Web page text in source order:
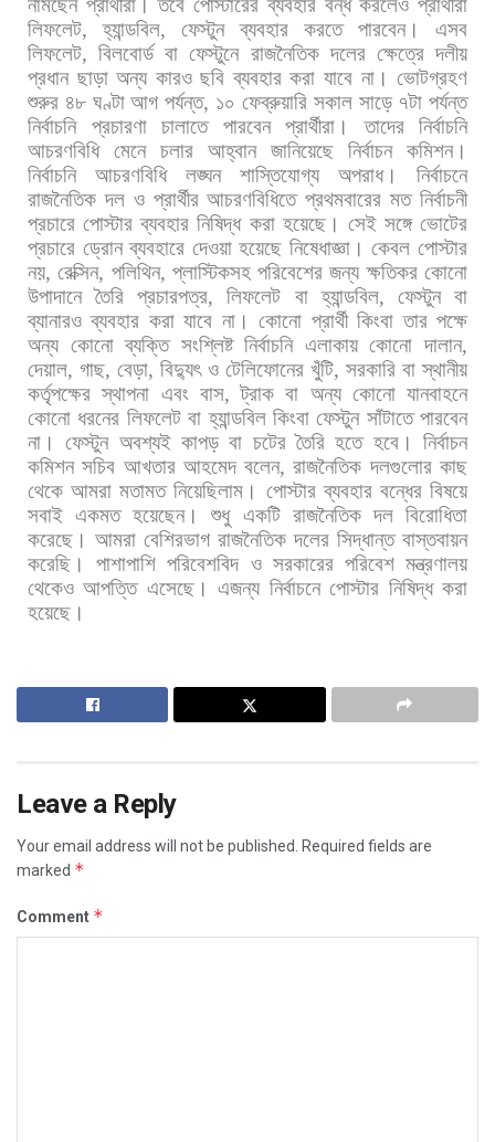
নামছেন প্রার্থীরা। তবে পোস্টারের ব্যবহার বন্ধ করলেও প্রার্থীরা
লিফলেট,হ্যান্ডবিল, ফেস্টুন ব্যবহার করতে পারবেন।
এসব
লিফলেট,বিলবোর্ড বা ফেস্টুনে রাজনৈতিক দলের ক্ষেত্রে দলীয়
প্রধান ছাড়া অন্য কারও ছবি ব্যবহার করা যাবে না। ভোটগ্রহণ
শুরুর ৪৮ ঘণ্টা আগ পর্যন্ত, ১০ ফেব্রুয়ারি সকাল সাড়ে ৭টা পর্যন্ত
নির্বাচনি
প্রচারণা চালাতে পারবেন প্রার্থীরা। তাদের
নির্বাচনি
আচরণবিধি
মেনে চলার আহ্বান জানিয়েছে নির্বাচন
কমিশন।
নির্বাচনি
আচরণবিধি লঙ্ঘন শাস্তিযোগ্য অপরাধ।
নির্বাচনে
রাজনৈতিক দল ও প্রার্থীর আচরণবিধিতে প্রথমবারের মত নির্বাচনী
প্রচারে পোস্টার ব্যবহার নিষিদ্ধ করা হয়েছে। সেই সঙ্গে ভোটের
প্রচারে ড্রোন ব্যবহারে দেওয়া হয়েছে নিষেধাজ্ঞা। কেবল পোস্টার
নয়,রেক্সিন, পলিথিন, প্লাস্টিকসহ পরিবেশের জন্য ক্ষতিকর কোনো
উপাদানে তৈরি প্রচারপত্র,লিফলেট বা হ্যান্ডবিল, ফেস্টুন বা
ব্যানারও ব্যবহার করা যাবে না। কোনো প্রার্থী কিংবা তার পক্ষে
অন্য কোনো ব্যক্তি সংশ্লিষ্ট নির্বাচনি এলাকায় কোনো দালান,
দেয়াল, গাছ, বেড়া, বিদ্যুৎ ও টেলিফোনের খুঁটি, সরকারি বা স্থানীয়
কর্তৃপক্ষের স্থাপনা এবং বাস,ট্রাক বা অন্য কোনো যানবাহনে
কোনো ধরনের লিফলেট বা হ্যান্ডবিল কিংবা ফেস্টুন সাঁটাতে পারবেন
না।
ফেস্টুন অবশ্যই কাপড় বা চটের তৈরি হতে হবে। নির্বাচন
কমিশন সচিব আখতার আহমেদ বলেন,রাজনৈতিক দলগুলোর কাছ
থেকে আমরা মতামত নিয়েছিলাম। পোস্টার ব্যবহার বন্ধের বিষয়ে
সবাই একমত হয়েছেন। শুধু একটি রাজনৈতিক দল বিরোধিতা
করেছে। আমরা বেশিরভাগ রাজনৈতিক দলের সিদ্ধান্ত বাস্তবায়ন
করেছি।
পাশাপাশি পরিবেশবিদ ও সরকারের পরিবেশ মন্ত্রণালয়
থেকেও আপত্তি এসেছে। এজন্য নির্বাচনে পোস্টার নিষিদ্ধ করা
হয়েছে।
Leave a Reply
Your email address will not be published.
Required fields are
marked *
Comment *